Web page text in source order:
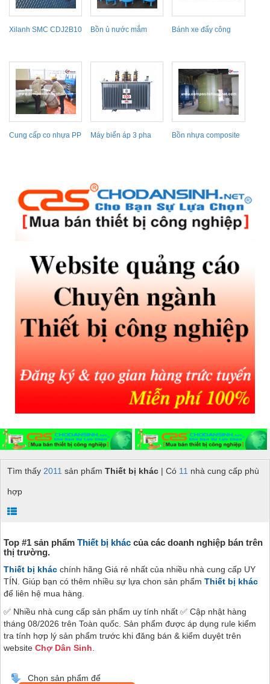
Xilanh SMC CDJ2B10
Bồn ủ nước mắm
Bánh xe đẩy công
Bánh xe...
Cung cấp co nhựa PP
Máy biến áp 3 pha
Bồn nhựa composite
Tìm thấy 2011 sản phẩm Thiết bị khác | Có 11 nhà cung cấp phù
hợp
Top #1 sản phẩm Thiết bị khác của các doanh nghiệp bán trên
thị trường.
Thiết bị khác chính hãng Giá rẻ nhất của nhiều nhà cung cấp UY
TÍN. Giúp bạn có thêm nhiều sự lựa chon sản phẩm Thiết bị khác
để liên hệ mua hàng.
✅ Nhiều nhà cung cấp sản phẩm uy tính nhất ✅ Cập nhật hàng
tháng 08/2026 trên Toàn quốc. Sản phẩm được áp dụng rule kiểm
tra tính hợp lý sản phẩm trước khi đăng bán & kiểm duyệt trên
website Chợ Dân Sinh
Chọn sản phẩm để